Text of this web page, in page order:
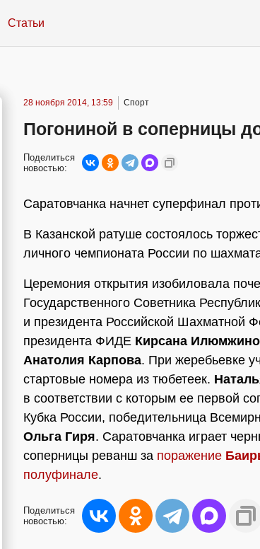
Статьи
28 ноября 2014, 13:59 Спорт
Погониной в соперницы
Поделиться
новостью:
Саратовчанка начнет суперфинал
В Казанской ратуше состоялось
личного чемпионата России по
Церемония открытия изобиловала
Государственного Советника
и президента Российской Шахматной
президента ФИДЕ Кирсана
Анатолия Карпова. При жеребьевке
стартовые номера из тюбетеек.
в соответствии с которым ее первой
Кубка России, победительница
Ольга Гиря. Саратовчанка играет
соперницы реванш за поражение
полуфинале.
Поделиться
новостью: